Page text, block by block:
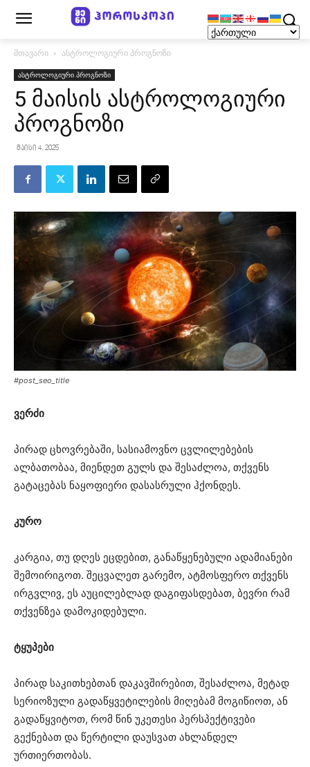
მთავარი ასტროლოგიური პროგნოზი
ასტროლოგიური პროგნოზი
5 მაისის ასტროლოგიური
პროგნოზი
მაისი 4, 2025
#post_seo_title
ვერძი
პირად ცხოვრებაში, სასიამოვნო ცვლილებების
ალბათობაა, მიენდეთ გულს და შესაძლოა, თქვენს
გატაცებას ნაყოფიერი დასასრული ჰქონდეს.
კურო
კარგია, თუ დღეს ეცდებით, განაწყენებული ადამიანები
შემოირიგოთ. შეცვალეთ გარემო, ატმოსფერო თქვენს
ირგვლივ, ეს აუცილებლად დაგიფასდებათ, ბევრი რამ
თქვენზეა დამოკიდებული.
ტყუპები
პირად საკითხებთან დაკავშირებით, შესაძლოა, მეტად
სერიოზული გადაწყვეტილების მიღებამ მოგიწიოთ, ან
გადაწყვიტოთ, რომ წინ უკეთესი პერსპექტივები
გექნებათ და წერტილი დაუსვათ ახლანდელ
ურთიერთობას.